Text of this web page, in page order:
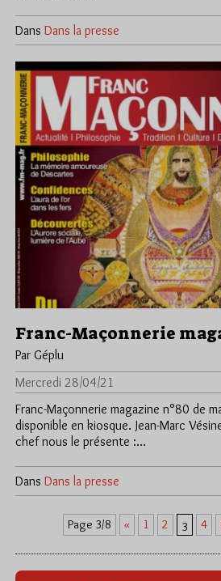
Dans Dans la presse
Franc-Maçonnerie
Par Géplu
Mercredi 28/04/21
Franc-Maçonnerie magazine n°80 de
disponible en kiosque. Jean-Marc
chef nous le présente :…
Dans Dans la presse
Page 3/8 « 1 2 3 4